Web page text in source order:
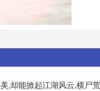
,却能掀起江湖风云,横尸